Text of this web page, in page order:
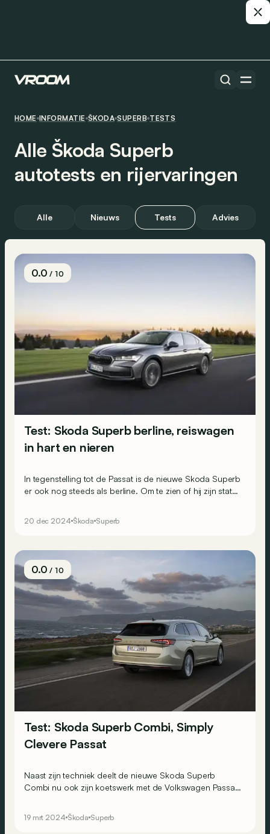
HOME INFORMATIE ŠKODA SUPERB TESTS
Alle Škoda Superb
autotests en rijervaringen
Alle Nieuws Tests Advies
0.0/ 10
Test: Skoda Superb berline, reiswagen
in hart en nieren
In tegenstelling tot de Passat is de nieuwe Skoda Superb
er ook nog steeds als berline. Om te zien of hij zijn status
naar Duitsland voor een dagtripje.
20 dec 2024 Škoda Superb
0.0/ 10
Test: Skoda Superb Combi, Simply
Clevere Passat
Naast zijn techniek deelt de nieuwe Skoda Superb
Combi nu ook zijn koetswerk met de Volkswagen Passat.
19 mrt 2024 Škoda Superb